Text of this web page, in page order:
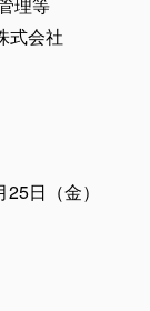
式会社
日（金）